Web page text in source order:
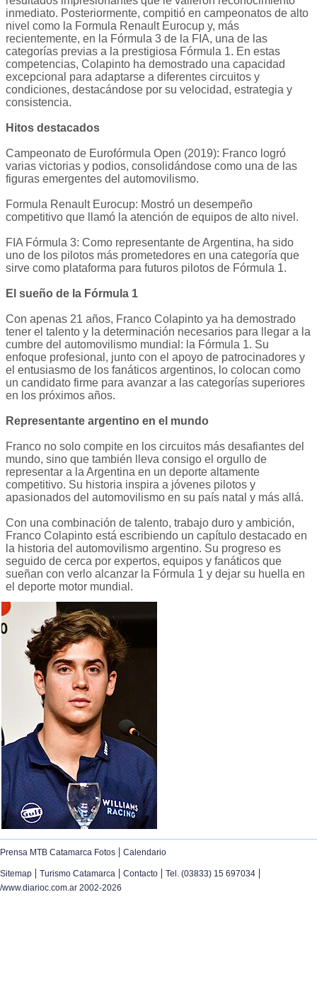
inmediato. Posteriormente, compitió en campeonatos de alto
nivel como la Formula Renault Eurocup y, más
recientemente, en la Fórmula 3 de la FIA, una de las
categorías previas a la prestigiosa Fórmula 1. En estas
competencias, Colapinto ha demostrado una capacidad
excepcional para adaptarse a diferentes circuitos y
condiciones, destacándose por su velocidad, estrategia y
consistencia.
Hitos destacados
Campeonato de Eurofórmula Open (2019): Franco logró
varias victorias y podios, consolidándose como una de las
figuras emergentes del automovilismo.
Formula Renault Eurocup: Mostró un desempeño
competitivo que llamó la atención de equipos de alto nivel.
FIA Fórmula 3: Como representante de Argentina, ha sido
uno de los pilotos más prometedores en una categoría que
sirve como plataforma para futuros pilotos de Fórmula 1.
El sueño de la Fórmula 1
Con apenas 21 años, Franco Colapinto ya ha demostrado
tener el talento y la determinación necesarios para llegar a la
cumbre del automovilismo mundial: la Fórmula 1. Su
enfoque profesional, junto con el apoyo de patrocinadores y
el entusiasmo de los fanáticos argentinos, lo colocan como
un candidato firme para avanzar a las categorías superiores
en los próximos años.
Representante argentino en el mundo
Franco no solo compite en los circuitos más desafiantes del
mundo, sino que también lleva consigo el orgullo de
representar a la Argentina en un deporte altamente
competitivo. Su historia inspira a jóvenes pilotos y
apasionados del automovilismo en su país natal y más allá.
Con una combinación de talento, trabajo duro y ambición,
Franco Colapinto está escribiendo un capítulo destacado en
la historia del automovilismo argentino. Su progreso es
seguido de cerca por expertos, equipos y fanáticos que
sueñan con verlo alcanzar la Fórmula 1 y dejar su huella en
el deporte motor mundial.
Prensa MTB Catamarca Fotos | Calendario
Sitemap | Turismo Catamarca | Contacto | Tel. (03833) 15 697034 |
/www.diarioc.com.ar 2002-2026